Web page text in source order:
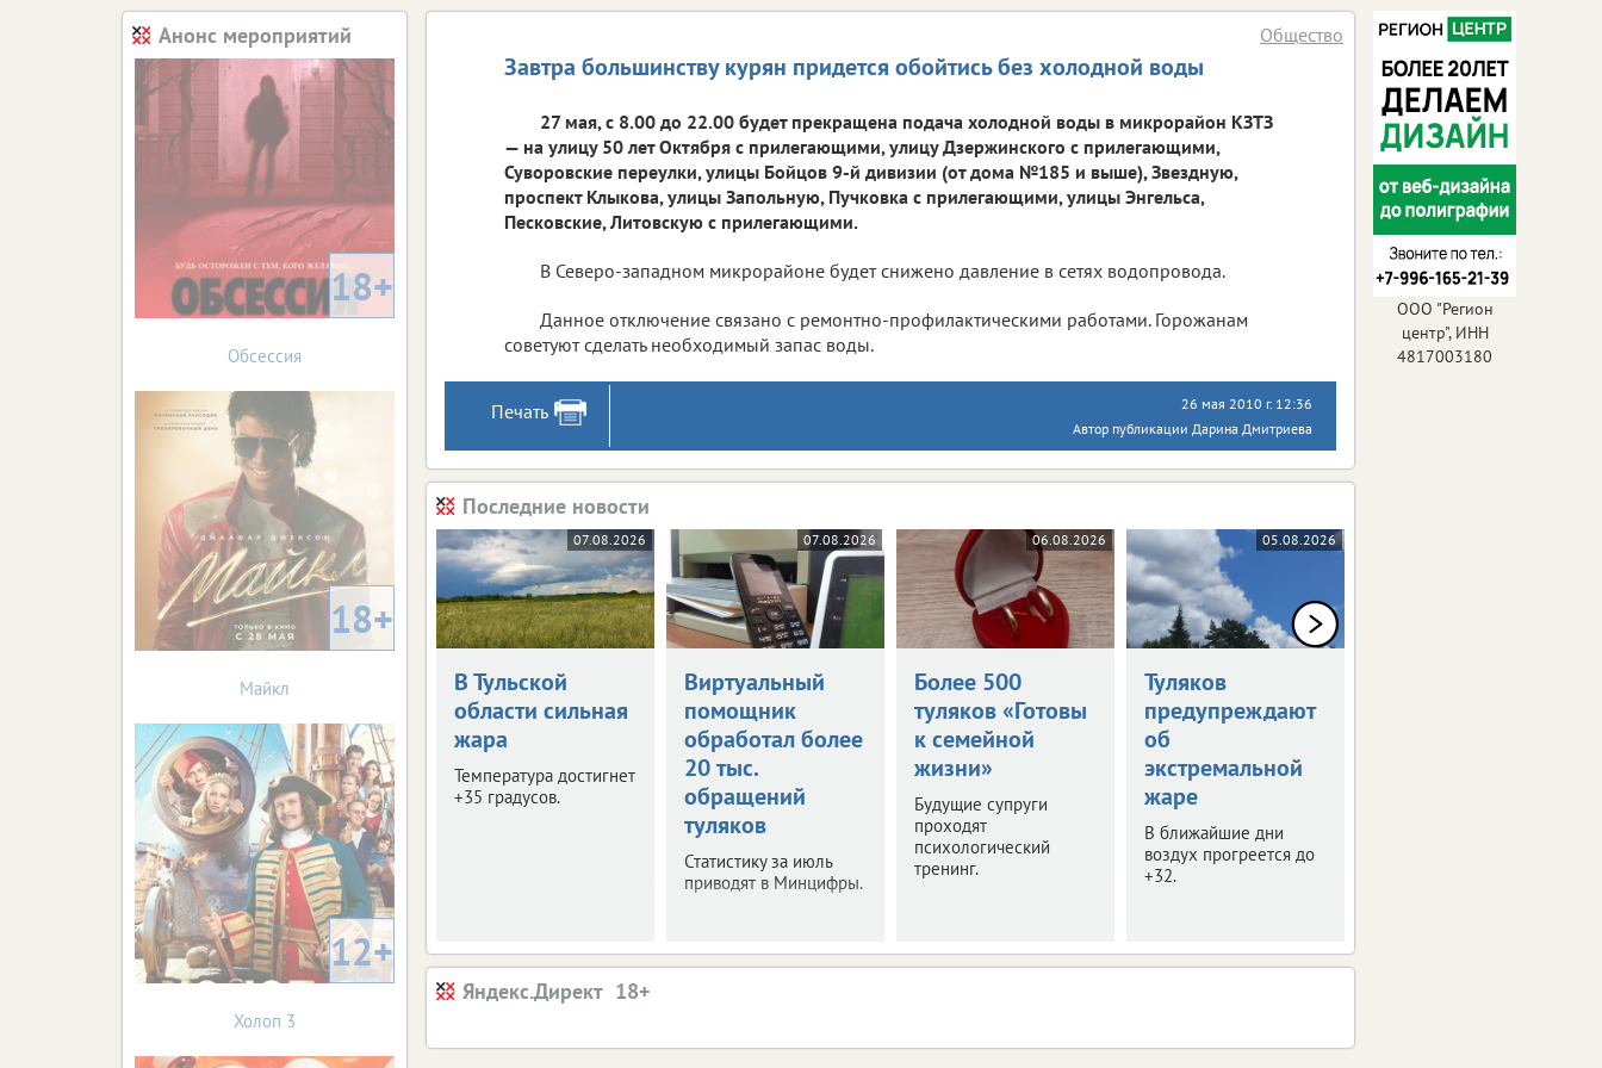
Завтра большинству курян придется обойтись без холодной воды
Общество
27 мая, с 8.00 до 22.00 будет прекращена подача холодной воды в микрорайон КЗТЗ
— на улицу 50 лет Октября с прилегающими, улицу Дзержинского с прилегающими,
Суворовские переулки, улицы Бойцов 9-й дивизии (от дома №185 и выше), Звездную,
проспект Клыкова, улицы Запольную, Пучковка с прилегающими, улицы Энгельса,
Песковские, Литовскую с прилегающими.
В Северо-западном микрорайоне будет снижено давление в сетях водопровода.
Данное отключение связано с ремонтно-профилактическими работами. Горожанам
советуют сделать необходимый запас воды.
Печать
26 мая 2010 г. 12:36
Автор публикации Дарина Дмитриева
Последние новости
07.08.2026
В Тульской
области сильная
жара
Температура достигнет
+35 градусов.
07.08.2026
Виртуальный
помощник
обработал более
20 тыс.
обращений
туляков
Статистику за июль
приводят в Минцифры.
06.08.2026
Более 500
туляков «Готовы
к семейной
жизни»
Будущие супруги
проходят
психологический
тренинг.
05.08.2026
Туляков
предупреждают
об
экстремальной
жаре
В ближайшие дни
воздух прогреется до
+32.
Яндекс.Директ
Анонс мероприятий
18+
Обсессия
18+
Майкл
12+
Холоп 3
ООО "Регион
центр", ИНН
4817003180